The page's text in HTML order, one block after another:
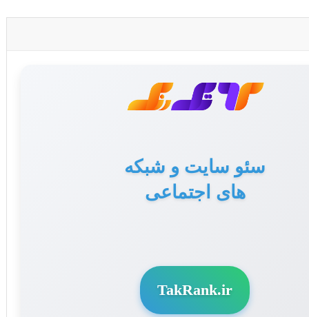
سئو سایت و شبکه
های اجتماعی
تولید محتوا برای سایت
و سوشال مدیا
TakRank.ir